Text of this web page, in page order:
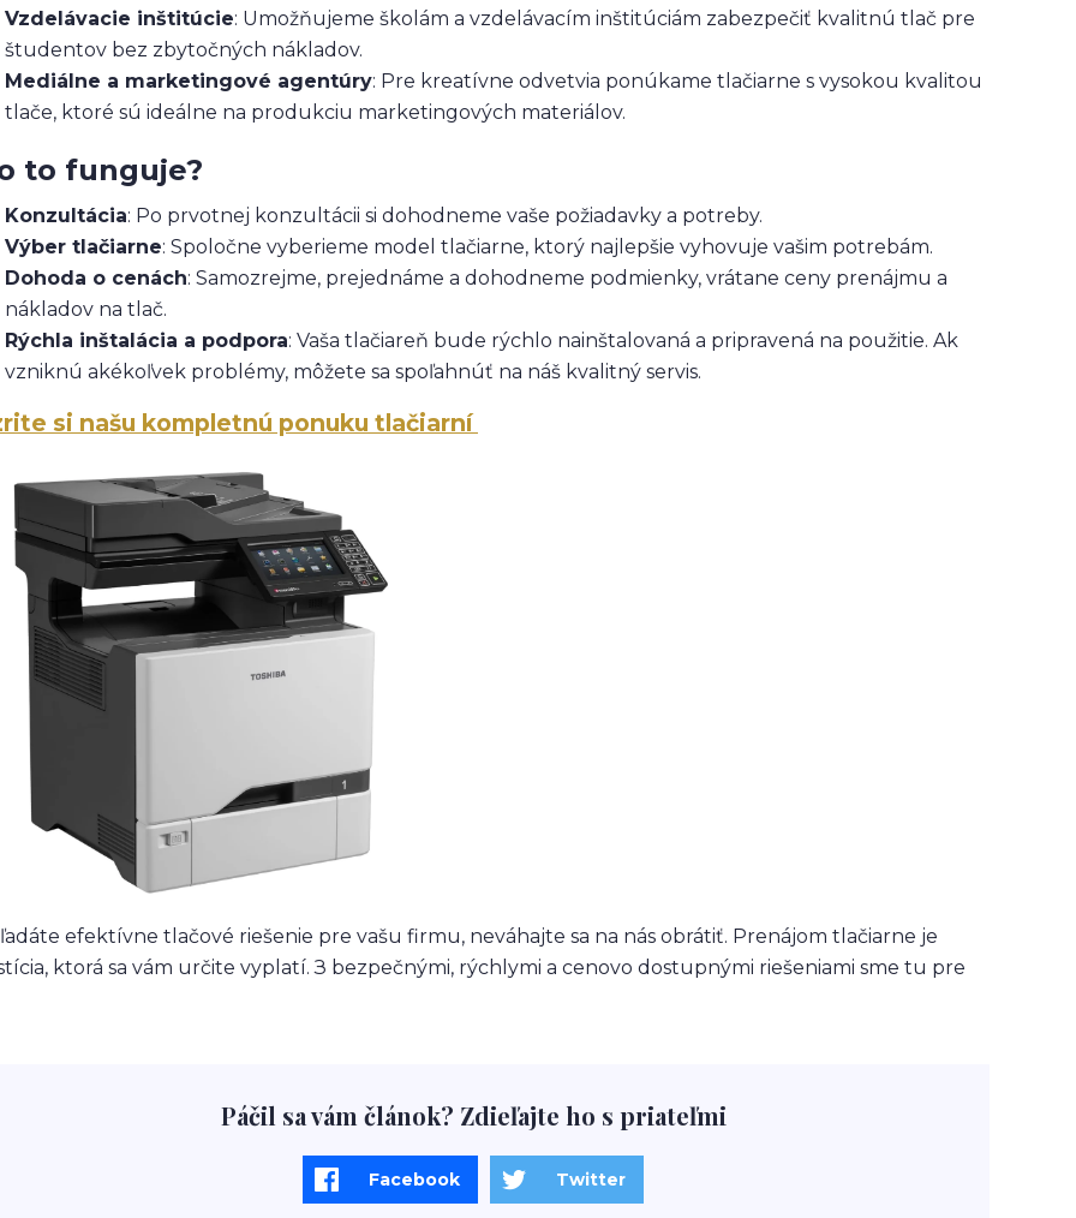
Vzdelávacie inštitúcie: Umožňujeme školám a vzdelávacím inštitúciám zabezpečiť kvalitnú tlač pre
študentov bez zbytočných nákladov.
Mediálne a marketingové agentúry: Pre kreatívne odvetvia ponúkame tlačiarne s vysokou kvalitou
tlače, ktoré sú ideálne na produkciu marketingových materiálov.
to funguje?
Konzultácia: Po prvotnej konzultácii si dohodneme vaše požiadavky a potreby.
Výber tlačiarne: Spoločne vyberieme model tlačiarne, ktorý najlepšie vyhovuje vašim potrebám.
Dohoda o cenách: Samozrejme, prejednáme a dohodneme podmienky, vrátane ceny prenájmu a
nákladov na tlač.
Rýchla inštalácia a podpora: Vaša tlačiareň bude rýchlo nainštalovaná a pripravená na použitie. Ak
vzniknú akékoľvek problémy, môžete sa spoľahnúť na náš kvalitný servis.
si našu kompletnú ponuku tlačiarní
efektívne tlačové riešenie pre vašu firmu, neváhajte sa na nás obrátiť. Prenájom tlačiarne je
ktorá sa vám určite vyplatí. З bezpečnými, rýchlymi a cenovo dostupnými riešeniami sme tu pre
Páčil sa vám článok? Zdieľajte ho s priateľmi
Facebook Twitter